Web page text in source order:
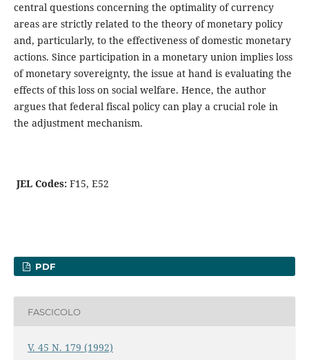
central questions concerning the optimality of currency
areas are strictly related to the theory of monetary policy
and, particularly, to the effectiveness of domestic monetary
actions. Since participation in a monetary union implies loss
of monetary sovereignty, the issue at hand is evaluating the
effects of this loss on social welfare. Hence, the author
argues that federal fiscal policy can play a crucial role in
the adjustment mechanism.
JEL Codes:F15, E52
PDF
FASCICOLO
V. 45 N. 179 (1992)